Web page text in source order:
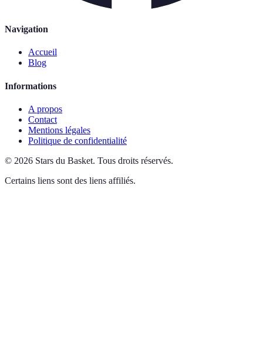
Navigation
Accueil
Blog
Informations
A propos
Contact
Mentions légales
Politique de confidentialité
© 2026 Stars du Basket. Tous droits réservés.
Certains liens sont des liens affiliés.